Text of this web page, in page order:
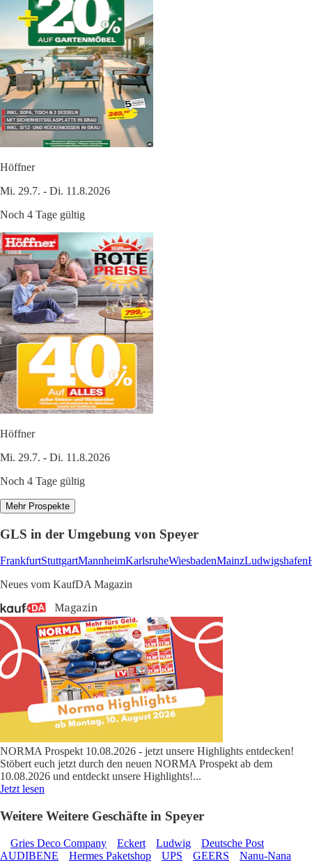
Höffner
Mi. 29.7. - Di. 11.8.2026
Noch 4 Tage gültig
Höffner
Mi. 29.7. - Di. 11.8.2026
Noch 4 Tage gültig
Mehr Prospekte
GLS in der Umgebung von Speyer
FrankfurtStuttgartMannheimKarlsruheWiesbadenMainzLudwigshafen
Neues vom KaufDA Magazin
NORMA Prospekt 10.08.2026 - jetzt unsere Highlights entdecken!
Stöbert euch jetzt durch den neuen NORMA Prospekt ab dem
10.08.2026 und entdeckt unsere Highlights!...
Jetzt lesen
Weitere Weitere Geschäfte in Speyer
Gries Deco Company Eckert Ludwig
Deutsche Post
AUDIBENE
Hermes Paketshop UPS GEERS
Nanu-Nana